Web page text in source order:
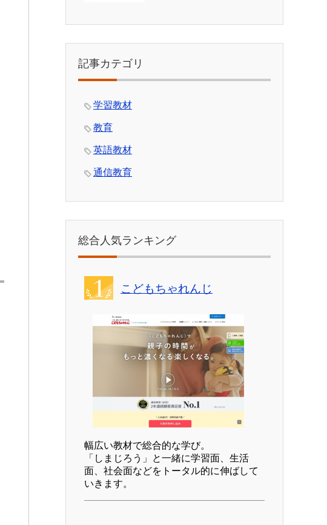
記事カテゴリ
学習教材
教育
英語教材
通信教育
総合人気ランキング
こどもちゃれんじ
幅広い教材で総合的な学び。
「しまじろう」と一緒に学習面、生活
面、社会面などをトータル的に伸ばして
いきます。